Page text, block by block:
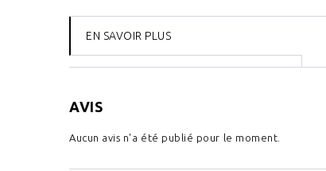
EN SAVOIR PLUS
AVIS
Aucun avis n'a été publié pour le moment.